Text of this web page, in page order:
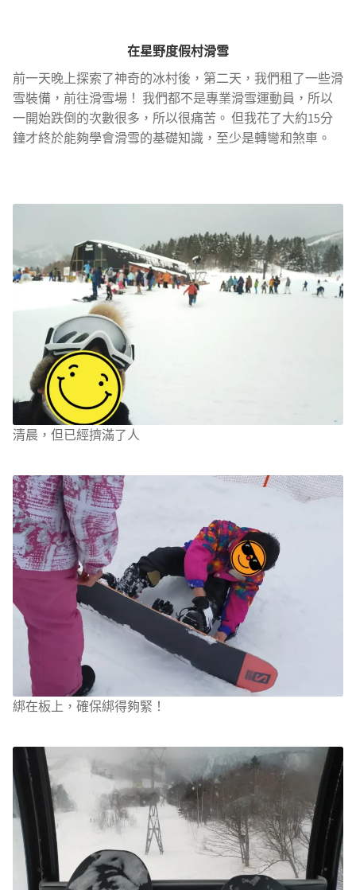
在星野度假村滑雪
前一天晚上探索了神奇的冰村後，第二天，我們租了一些滑
雪裝備，前往滑雪場！ 我們都不是專業滑雪運動員，所以
一開始跌倒的次數很多，所以很痛苦。 但我花了大約15分
鐘才終於能夠學會滑雪的基礎知識，至少是轉彎和煞車。
清晨，但已經擠滿了人
綁在板上，確保綁得夠緊！